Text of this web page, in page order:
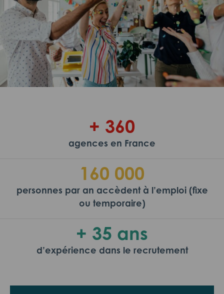
+ 360
agences en France
160 000
personnes par an accèdent à l’emploi (fixe
ou temporaire)
+ 35 ans
d’expérience dans le recrutement